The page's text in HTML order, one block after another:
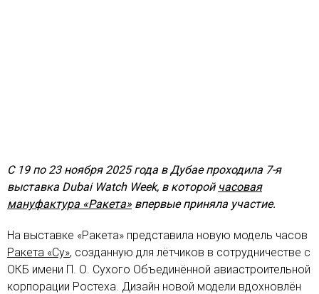
С 19 по 23 ноября 2025 года в Дубае проходила 7-я
выставка Dubai Watch Week, в которой часовая
мануфактура «Ракета» впервые приняла участие.
На выставке «Ракета» представила новую модель часов
Ракета «Су», созданную для лётчиков в сотрудничестве с
ОКБ имени П. О. Сухого Объединённой авиастроительной
корпорации Ростеха. Дизайн новой модели вдохновлён